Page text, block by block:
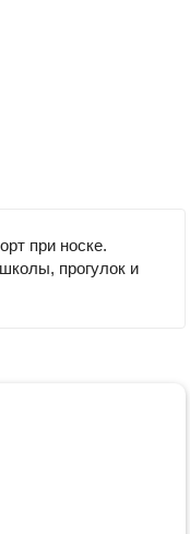
при носке.
прогулок и